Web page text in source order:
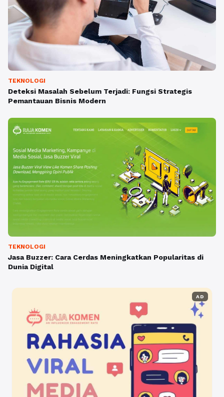
TEKNOLOGI
Deteksi Masalah Sebelum Terjadi: Fungsi Strategis
Pemantauan Bisnis Modern
TEKNOLOGI
Jasa Buzzer: Cara Cerdas Meningkatkan Popularitas di
Dunia Digital
AD